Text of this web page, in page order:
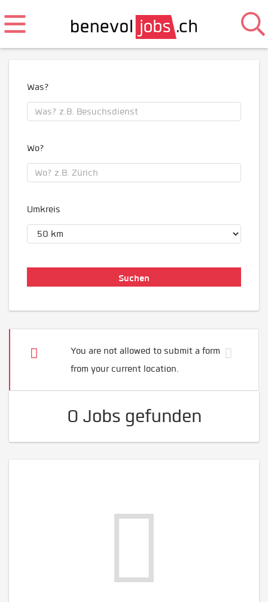
Was?
Wo?
Umkreis
You are not allowed to submit a form
from your current location.
0 Jobs gefunden